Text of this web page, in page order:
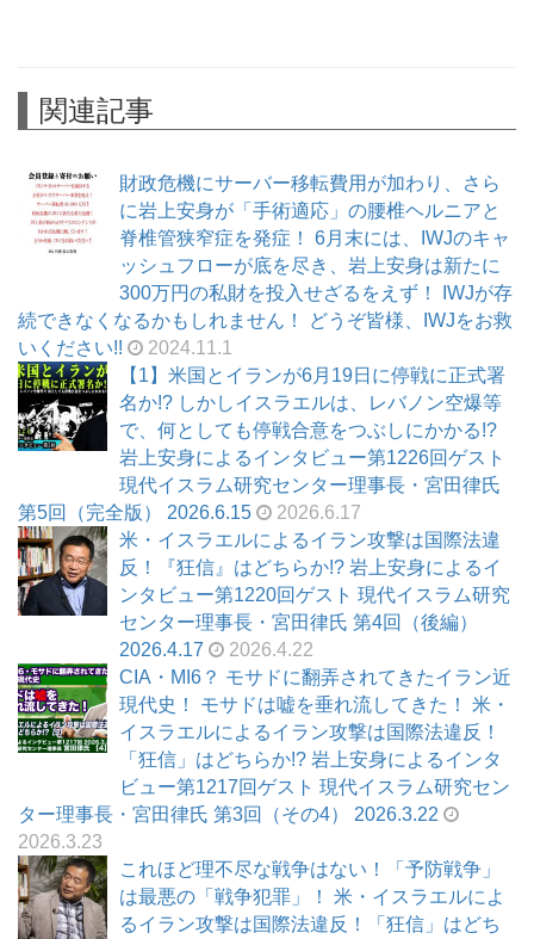
関連記事
財政危機にサーバー移転費用が加わり、さら
に岩上安身が「手術適応」の腰椎ヘルニアと
脊椎管狭窄症を発症！ 6月末には、IWJのキャ
ッシュフローが底を尽き、岩上安身は新たに
300万円の私財を投入せざるをえず！ IWJが存
続できなくなるかもしれません！ どうぞ皆様、IWJをお救
いください!!
2024.11.1
【1】米国とイランが6月19日に停戦に正式署
名か!? しかしイスラエルは、レバノン空爆等
で、何としても停戦合意をつぶしにかかる!?
岩上安身によるインタビュー第1226回ゲスト
現代イスラム研究センター理事長・宮田律氏
第5回（完全版） 2026.6.15
2026.6.17
米・イスラエルによるイラン攻撃は国際法違
反！『狂信』はどちらか!? 岩上安身によるイ
ンタビュー第1220回ゲスト 現代イスラム研究
センター理事長・宮田律氏 第4回（後編）
2026.4.17
2026.4.22
CIA・MI6？ モサドに翻弄されてきたイラン近
現代史！ モサドは嘘を垂れ流してきた！ 米・
イスラエルによるイラン攻撃は国際法違反！
「狂信」はどちらか!? 岩上安身によるインタ
ビュー第1217回ゲスト 現代イスラム研究セン
ター理事長・宮田律氏 第3回（その4） 2026.3.22
2026.3.23
これほど理不尽な戦争はない！「予防戦争」
は最悪の「戦争犯罪」！ 米・イスラエルによ
るイラン攻撃は国際法違反！「狂信」はどち